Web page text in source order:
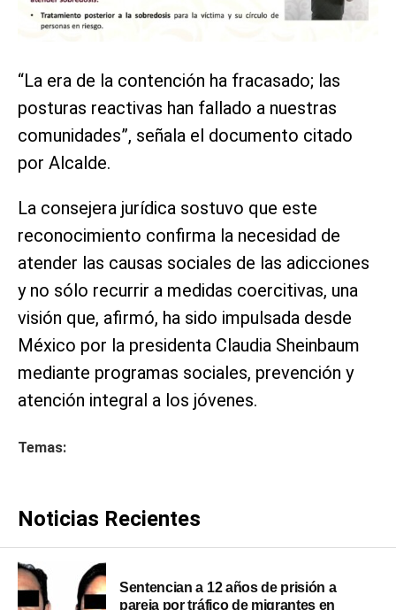
“La era de la contención ha fracasado; las
posturas reactivas han fallado a nuestras
comunidades”, señala el documento citado
por Alcalde.
La consejera jurídica sostuvo que este
reconocimiento confirma la necesidad de
atender las causas sociales de las adicciones
y no sólo recurrir a medidas coercitivas, una
visión que, afirmó, ha sido impulsada desde
México por la presidenta Claudia Sheinbaum
mediante programas sociales, prevención y
atención integral a los jóvenes.
Temas:
Noticias Recientes
Sentencian a 12 años de prisión a
pareja por tráfico de migrantes en